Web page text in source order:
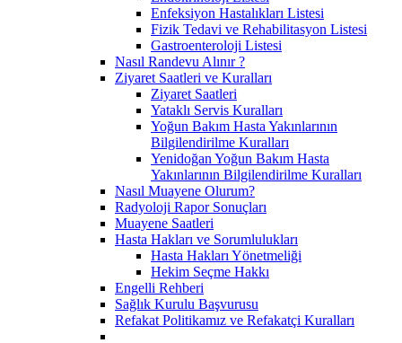
Enfeksiyon Hastalıkları Listesi
Fizik Tedavi ve Rehabilitasyon Listesi
Gastroenteroloji Listesi
Nasıl Randevu Alınır ?
Ziyaret Saatleri ve Kuralları
Ziyaret Saatleri
Yataklı Servis Kuralları
Yoğun Bakım Hasta Yakınlarının
Bilgilendirilme Kuralları
Yenidoğan Yoğun Bakım Hasta
Yakınlarının Bilgilendirilme Kuralları
Nasıl Muayene Olurum?
Radyoloji Rapor Sonuçları
Muayene Saatleri
Hasta Hakları ve Sorumlulukları
Hasta Hakları Yönetmeliği
Hekim Seçme Hakkı
Engelli Rehberi
Sağlık Kurulu Başvurusu
Refakat Politikamız ve Refakatçi Kuralları